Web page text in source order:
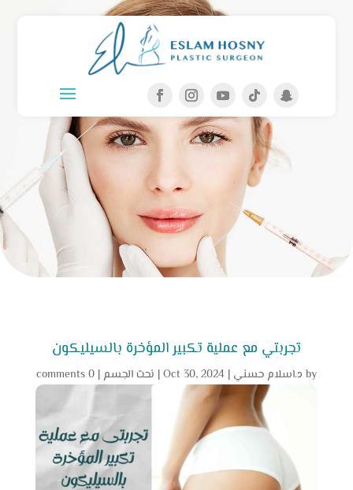
تجربتي مع عملية تكبير المؤخرة بالسيليكون
by د.اسلام حسني |
Oct 30, 2024
| نحت الجسم |
0 comments